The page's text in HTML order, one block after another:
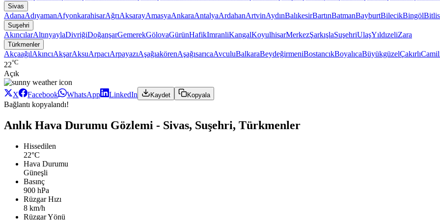
Sivas
AdanaAdıyamanAfyonkarahisarAğrıAksarayAmasyaAnkaraAntalyaArdahanArtvinAydınBalıkesirBartınBatmanBayburtBilecikBingölBitlis
Suşehri
AkıncılarAltınyaylaDivriğiDoğanşarGemerekGölovaGürünHafikImranliKangalKoyulhisarMerkezŞarkışlaSuşehriUlaşYıldızeliZara
Türkmenler
AkçaağılAkıncıAkşarAksuArpacıArpayazıAşağıakörenAşağısarıcaAvculuBalkaraBeydeğirmeniBostancıkBoyalıcaBüyükgüzelÇakırlı
22°C
Açık
X Facebook WhatsApp LinkedIn Kaydet Kopyala
Bağlantı kopyalandı!
Anlık Hava Durumu Gözlemi - Sivas, Suşehri, Türkmenler
Hissedilen
22°C
Hava Durumu
Güneşli
Basınç
900 hPa
Rüzgar Hızı
8 km/h
Rüzgar Yönü